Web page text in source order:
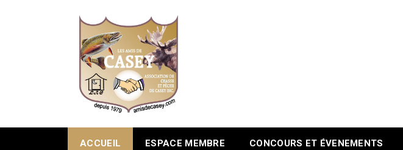
ACCUEIL ESPACE MEMBRE CONCOURS ET ÉVENEMENTS